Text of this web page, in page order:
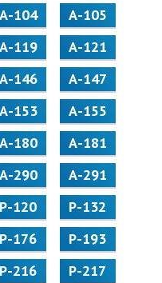
А-104
А-105
А-119
А-121
А-146
А-147
А-153
А-155
А-180
А-181
А-290
А-291
Р-120
Р-132
Р-176
Р-193
Р-216
Р-217